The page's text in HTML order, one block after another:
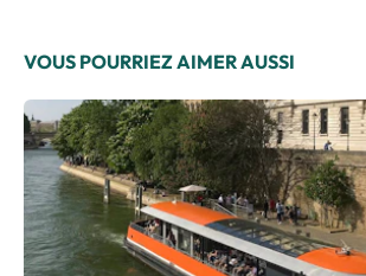
VOUS POURRIEZ AIMER AUSSI